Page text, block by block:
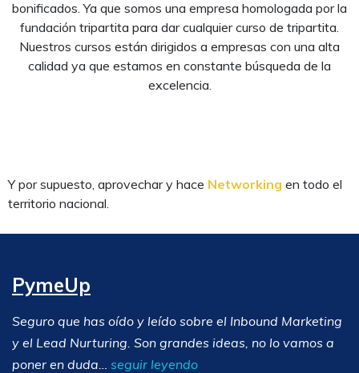
bonificados. Ya que somos una empresa homologada por la
fundación tripartita para dar cualquier curso de tripartita.
Nuestros cursos están dirigidos a empresas con una alta
calidad ya que estamos en constante búsqueda de la
excelencia.
Y por supuesto, aprovechar y hace Networking en todo el
territorio nacional.
PymeUp
Seguro que has oído y leído sobre el Inbound Marketing
y el Lead Nurturing. Son grandes ideas, no lo vamos a
poner en duda… seguir leyendo